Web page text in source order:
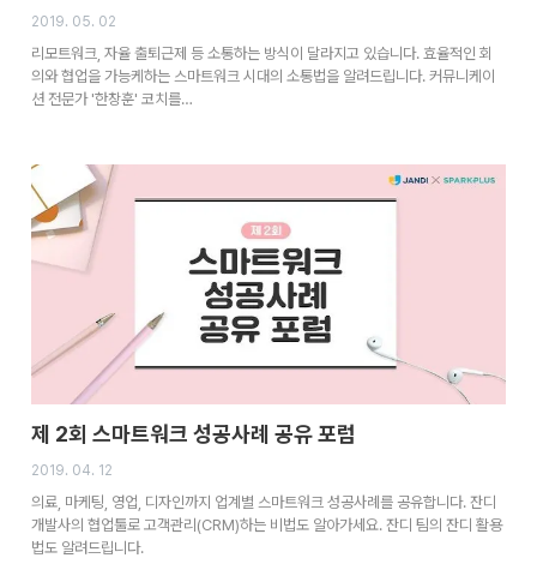
2019. 05. 02
리모트워크, 자율 출퇴근제 등 소통하는 방식이 달라지고 있습니다. 효율적인 회
의와 협업을 가능케하는 스마트워크 시대의 소통법을 알려드립니다. 커뮤니케이
션 전문가 '한창훈' 코치를…
제 2회 스마트워크 성공사례 공유 포럼
2019. 04. 12
의료, 마케팅, 영업, 디자인까지 업계별 스마트워크 성공사례를 공유합니다. 잔디
개발사의 협업툴로 고객관리(CRM)하는 비법도 알아가세요. 잔디 팀의 잔디 활용
법도 알려드립니다.